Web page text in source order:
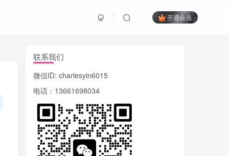
开通会员
联系我们
微信ID: charlesyin6015
电话：13661698034